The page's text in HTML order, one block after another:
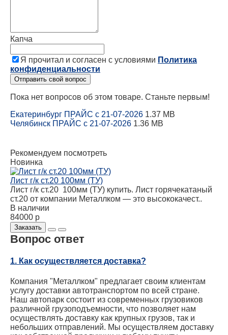
Капча
Я прочитал и согласен с условиями Политика
конфиденциальности
Отправить свой вопрос
Пока нет вопросов об этом товаре. Станьте первым!
Екатеринбург ПРАЙС с 21-07-2026 1.37 MB
Челябинск ПРАЙС с 21-07-2026 1.36 MB
Рекомендуем посмотреть
Новинка
Лист г/к ст.20 100мм (ТУ)
Лист г/к ст.20 100мм (ТУ) купить. Лист горячекатаный
ст.20 от компании Металлком — это высококачест..
В наличии
84000 р
Заказать
Вопрос ответ
1. Как осуществляется доставка?
Компания "Металлком" предлагает своим клиентам
услугу доставки автотранспортом по всей стране.
Наш автопарк состоит из современных грузовиков
различной грузоподъемности, что позволяет нам
осуществлять доставку как крупных грузов, так и
небольших отправлений. Мы осуществляем доставку